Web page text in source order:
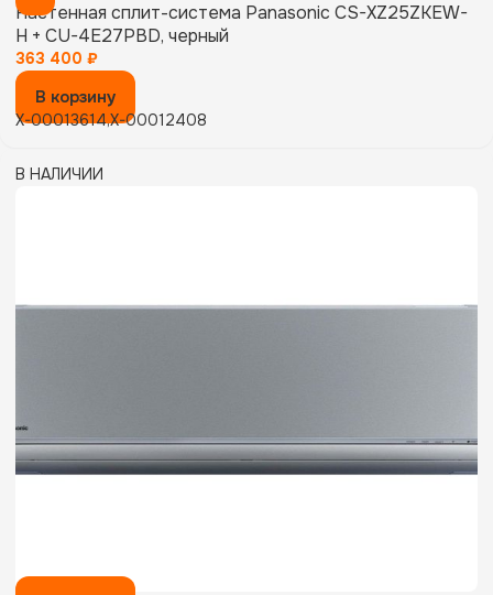
Настенная сплит-система Panasonic CS-XZ25ZKEW-
H + CU-4E27PBD, черный
363 400 ₽
В корзину
X-00013614,X-00012408
В НАЛИЧИИ